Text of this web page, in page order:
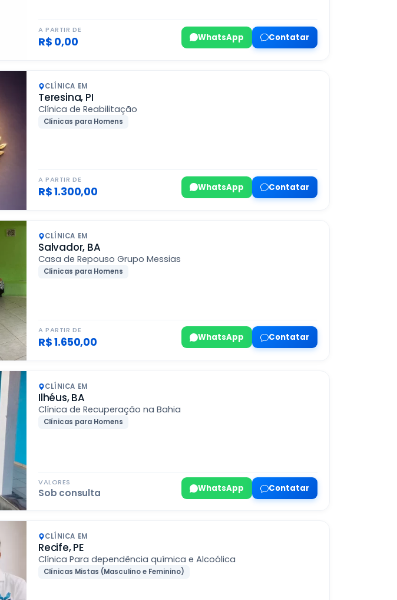
A PARTIR DE
R$ 0,00 WhatsApp Contatar
CLÍNICA EM
Teresina, PI
Clínica de Reabilitação
Clínicas para Homens
A PARTIR DE
R$ 1.300,00 WhatsApp Contatar
CLÍNICA EM
Salvador, BA
Casa de Repouso Grupo Messias
Clínicas para Homens
A PARTIR DE
R$ 1.650,00 WhatsApp Contatar
CLÍNICA EM
Ilhéus, BA
Clínica de Recuperação na Bahia
Clínicas para Homens
VALORES
Sob consulta WhatsApp Contatar
CLÍNICA EM
Recife, PE
Clínica Para dependência química e Alcoólica
Clínicas Mistas (Masculino e Feminino)